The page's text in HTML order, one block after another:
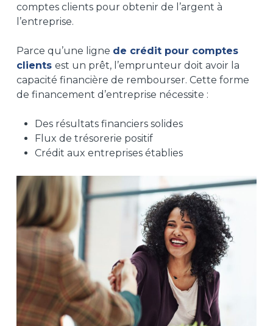
comptes clients pour obtenir de l’argent à
l’entreprise.
Parce qu’une ligne de crédit pour comptes
clients est un prêt, l’emprunteur doit avoir la
capacité financière de rembourser. Cette forme
de financement d’entreprise nécessite :
Des résultats financiers solides
Flux de trésorerie positif
Crédit aux entreprises établies